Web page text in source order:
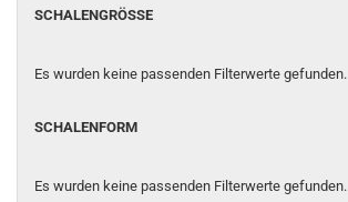
SCHALENGRÖSSE
SCHALENGRÖSSE
Es wurden keine passenden Filterwerte gefunden.
SCHALENFORM
SCHALENFORM
Es wurden keine passenden Filterwerte gefunden.